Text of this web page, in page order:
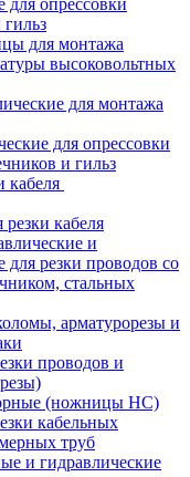
для опрессовки
для монтажа
высоковольтных
для монтажа
для опрессовки
и гильз
кабеля
кабеля
и
для резки проводов со
стальных
арматурорезы и
проводов и
(ножницы НС)
кабельных
труб
и гидравлические